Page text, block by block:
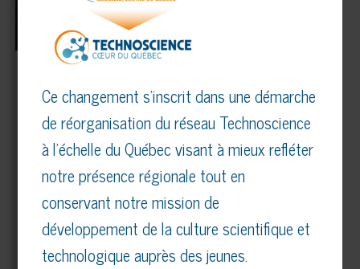
PAS DE BAGARRE LES DÉBROUILLARDS!
15,00$
Ce changement s’inscrit dans une démarche
de réorganisation du réseau Technoscience
à l’échelle du Québec visant à mieux refléter
notre présence régionale tout en
conservant notre mission de
développement de la culture scientifique et
technologique auprès des jeunes.